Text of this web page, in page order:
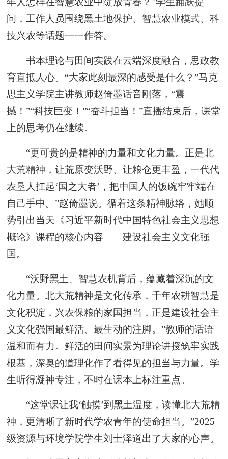
问，工作人员围绕黑土地保护、智慧农业模式、科
技兴农等话题一一作答。
书本理论与田间实践在云端深度融合，思政教
育直抵人心。“大家此刻最深的感受是什么？”马克
思主义学院主讲教师赵倚墨话音刚落，“震
撼！”“科技巨变！”“奋斗担当！”直播结束后，课堂
上的思考仍在继续。
“更可贵的是精神的力量和文化力量。正是北
大荒精神，让荒原变沃野、让粮仓更丰盈，一代代
农垦人扛起‘国之大者’，把中国人的饭碗牢牢端在
自己手中。”赵倚墨说。循着这条精神脉络，她顺
势引出当天《习近平新时代中国特色社会主义思想
概论》课程的核心内容——建设社会主义文化强
国。
“沃野黑土、智慧农机背后，蕴藏着深沉的文
化力量。北大荒精神是文化传承，千年农耕智慧是
文化积淀，兴农保粮的家国担当，正是建设社会主
义文化强国最鲜活、最生动的注脚。”教师的话语
温和而有力。鲜活的田间实景为理论讲授筑牢实践
根基，深奥的道理化作了看得见的担当与力量。学
生听得凝神专注，不时在课本上标注重点。
“这堂课让我‘触摸’到黑土温度，读懂北大荒精
神，更清晰了新时代学农青年的使命担当。”2025
级资源与环境学院学生刘士泽道出了大家的心声。